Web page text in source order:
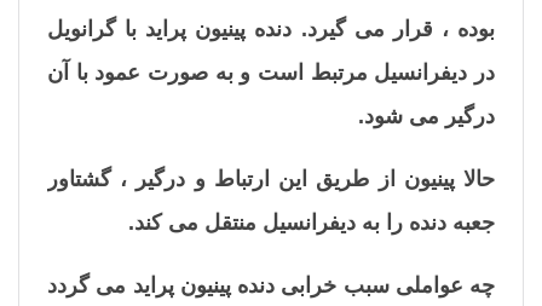
بوده ، قرار می گیرد. دنده پینیون پراید با گرانویل
در دیفرانسیل مرتبط است و به صورت عمود با آن
درگیر می شود.
حالا پینیون از طریق این ارتباط و درگیر ، گشتاور
جعبه دنده را به دیفرانسیل منتقل می کند.
چه عواملی سبب خرابی دنده پینیون پراید می گردد